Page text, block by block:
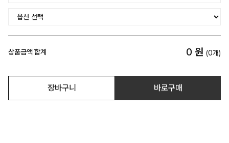
상품금액 합계 0 원 (0개)
장바구니 바로구매